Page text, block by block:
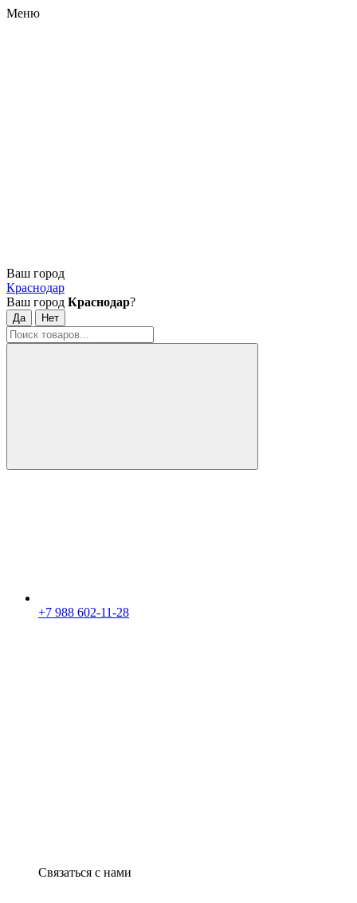
Меню
Ваш город
Краснодар
Ваш город Краснодар?
+7 988 602-11-28
Связаться с нами